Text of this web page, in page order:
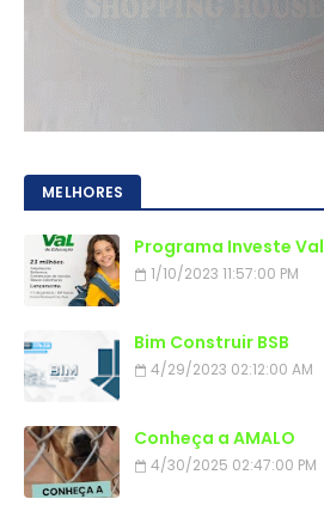
MELHORES
Programa Investe Val
1/10/2023 11:57:00 PM
Bim Construir BSB
4/29/2023 02:12:00 AM
Conheça a AMALO
4/30/2025 02:47:00 PM